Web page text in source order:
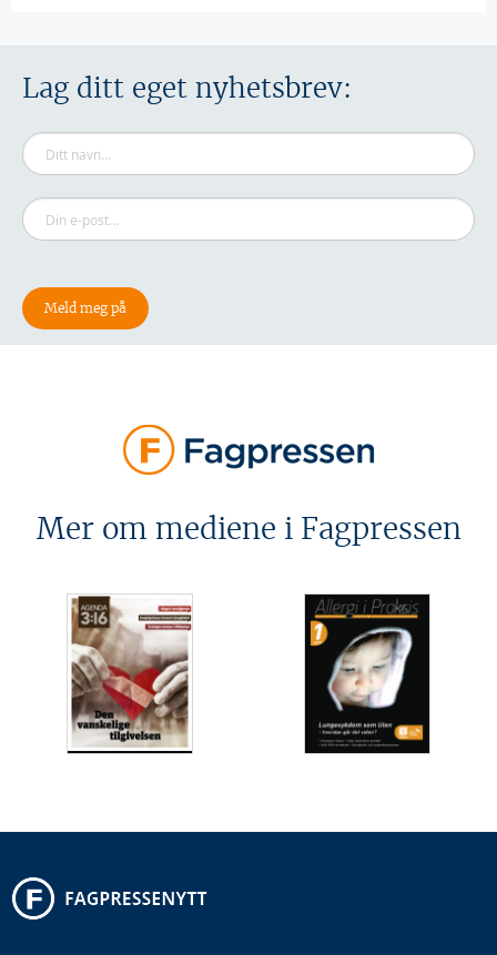
Lag ditt eget nyhetsbrev:
Mer om mediene i Fagpressen